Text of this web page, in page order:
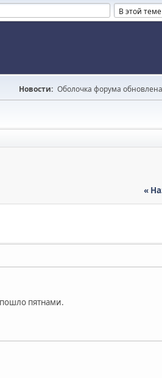
Новости: Оболочка форума
«
пятнами.